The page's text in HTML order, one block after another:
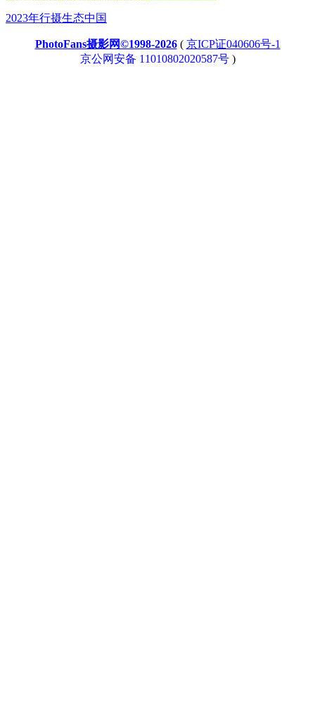
2023年行摄生态中国
PhotoFans摄影网©1998-2026( 京ICP证040606号-1
京公网安备 11010802020587号)